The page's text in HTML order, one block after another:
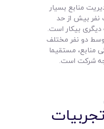
منابع بسیار
بیش از حد
بیکار است.
دو نفر مختلف
منابع، مستقیما
شرکت است.